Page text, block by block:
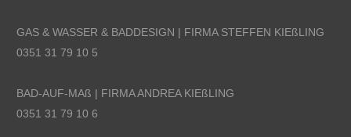
GAS & WASSER & BADDESIGN | FIRMA STEFFEN KIEßLING
0351 31 79 10 5
BAD-AUF-MAß | FIRMA ANDREA KIEßLING
0351 31 79 10 6